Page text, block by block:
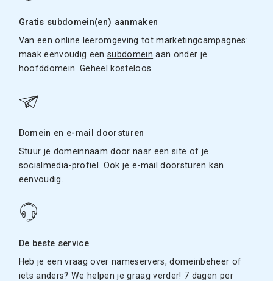
Gratis subdomein(en) aanmaken
Van een online leeromgeving tot marketingcampagnes:
maak eenvoudig eensubdomein aan onder je
hoofddomein. Geheel kosteloos.
Domein en e-mail doorsturen
Stuur je domeinnaam door naar een site of je
socialmedia-profiel. Ook je e-mail doorsturen kan
eenvoudig.
De beste service
Heb je een vraag over nameservers, domeinbeheer of
iets anders? We helpen je graag verder! 7 dagen per